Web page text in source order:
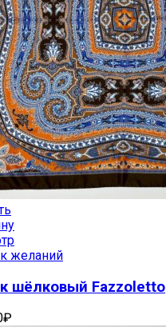
желаний
шёлковый Fazzoletto
₽